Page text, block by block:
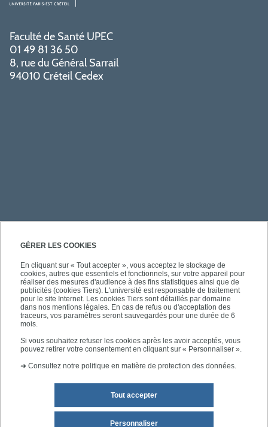
GÉRER LES COOKIES
En cliquant sur « Tout accepter », vous acceptez le stockage de
cookies, autres que essentiels et fonctionnels, sur votre appareil pour
réaliser des mesures d'audience à des fins statistiques ainsi que de
publicités (cookies Tiers). L'université est responsable de traitement
pour le site Internet. Les cookies Tiers sont détaillés par domaine
dans nos mentions légales. En cas de refus ou d'acceptation des
traceurs, vos paramètres seront sauvegardés pour une durée de 6
mois.
Si vous souhaitez refuser les cookies après les avoir acceptés, vous
pouvez retirer votre consentement en cliquant sur « Personnaliser ».
➜ Consultez notre politique en matière de protection des données.
Tout accepter
Personnaliser
Faculté de Santé UPEC
01 49 81 36 50
8, rue du Général Sarrail
94010 Créteil Cedex
PRATIQUE
ACCÈS RAPIDES
SUIVEZ-NOUS